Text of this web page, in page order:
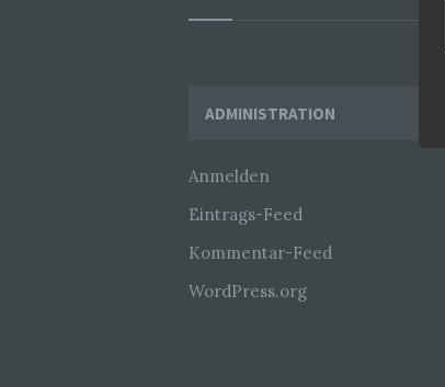
Widgets
ADMINISTRATION
Anmelden
Eintrags-Feed
Kommentar-Feed
WordPress.org